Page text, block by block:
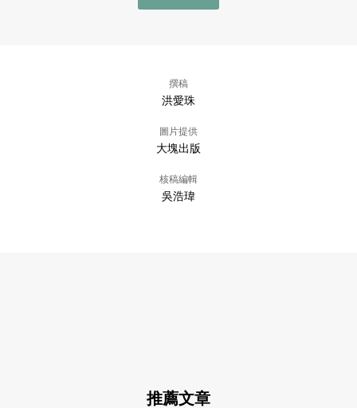
撰稿
洪愛珠
圖片提供
大塊出版
核稿編輯
吳浩瑋
推薦文章